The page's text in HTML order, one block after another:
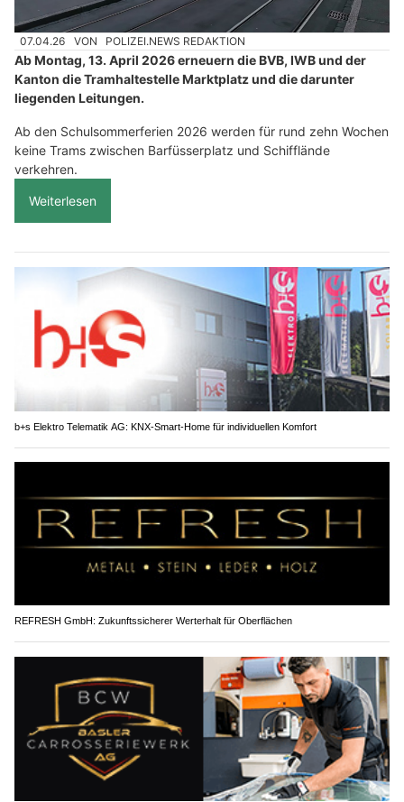
07.04.26 VON POLIZEI.NEWS REDAKTION
Ab Montag, 13. April 2026 erneuern die BVB, IWB und der
Kanton die Tramhaltestelle Marktplatz und die darunter
liegenden Leitungen.
Ab den Schulsommerferien 2026 werden für rund zehn Wochen
keine Trams zwischen Barfüsserplatz und Schifflände
verkehren.
Weiterlesen
b+s Elektro Telematik AG: KNX-Smart-Home für individuellen Komfort
REFRESH GmbH: Zukunftssicherer Werterhalt für Oberflächen